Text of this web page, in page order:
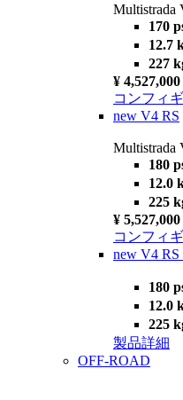
Multistrada
170
12.7
227
¥ 4,527,000
コンフィ
new V4 RS
Multistrada
180
12.0
225
¥ 5,527,000
コンフィ
new V4 RS
180
12.0
225
製品詳細
OFF-ROAD